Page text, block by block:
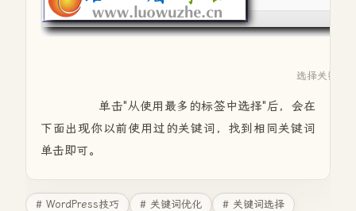
选择关键词
单击"从使用最多的标签中选择"后，会在
下面出现你以前使用过的关键词，找到相同关键词
单击即可。
# WordPress技巧 # 关键词优化
# 关键词选择